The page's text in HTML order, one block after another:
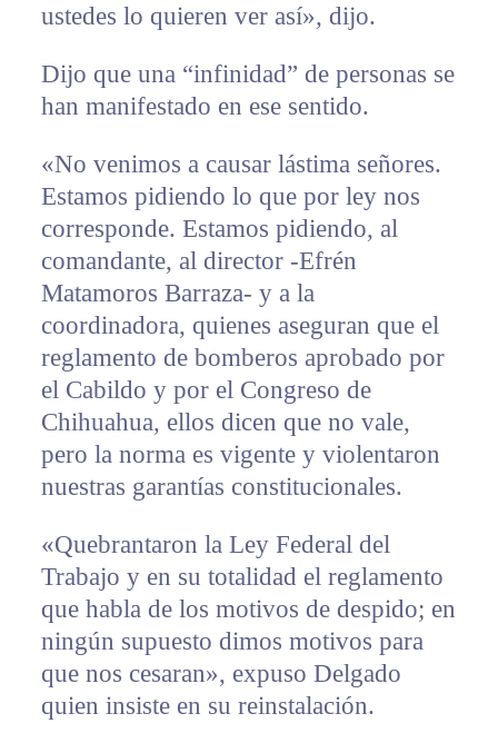
ustedes lo quieren ver así», dijo.
Dijo que una “infinidad” de personas se
han manifestado en ese sentido.
«No venimos a causar lástima señores.
Estamos pidiendo lo que por ley nos
corresponde. Estamos pidiendo, al
comandante, al director -Efrén
Matamoros Barraza- y a la
coordinadora, quienes aseguran que el
reglamento de bomberos aprobado por
el Cabildo y por el Congreso de
Chihuahua, ellos dicen que no vale,
pero la norma es vigente y violentaron
nuestras garantías constitucionales.
«Quebrantaron la Ley Federal del
Trabajo y en su totalidad el reglamento
que habla de los motivos de despido; en
ningún supuesto dimos motivos para
que nos cesaran», expuso Delgado
quien insiste en su reinstalación.